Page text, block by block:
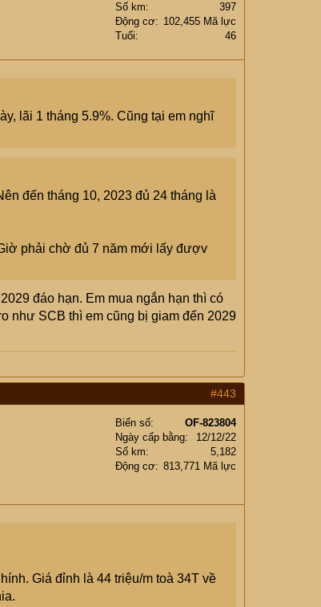
Số km
397
Động cơ
102,455 Mã lực
Tuổi
46
lãi 1 tháng 5.9%. Cũng tại em nghĩ
đến tháng 10, 2023 đủ 24 tháng là
phải chờ đủ 7 năm mới lấy đượv
đáo hạn. Em mua ngắn hạn thì có
như SCB thì em cũng bị giam đến 2029
#443
Biển số
OF-823804
Ngày cấp bằng
12/12/22
Số km
5,182
Động cơ
813,771 Mã lực
Giá đỉnh là 44 triệu/m toà 34T về